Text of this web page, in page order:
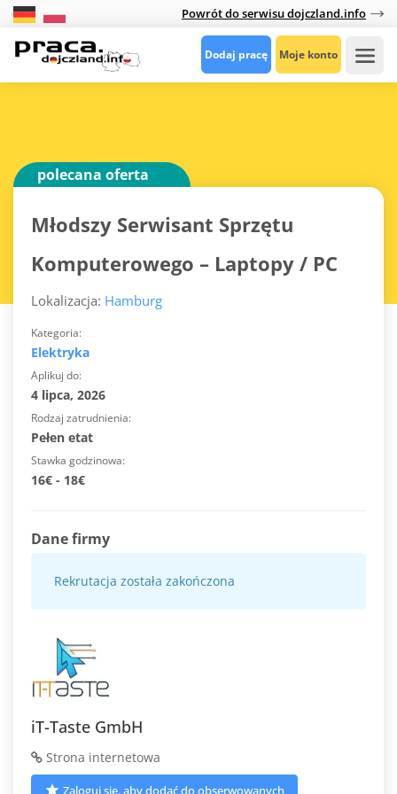
Powrót do serwisu dojczland.info
Dodaj pracę Moje konto
polecana oferta
Młodszy Serwisant Sprzętu
Komputerowego – Laptopy / PC
Lokalizacja: Hamburg
Kategoria
Elektryka
Aplikuj do
4 lipca, 2026
Rodzaj zatrudnienia
Pełen etat
Stawka godzinowa
16€ - 18€
Dane firmy
Rekrutacja została zakończona
iT-Taste GmbH
Strona internetowa
Zaloguj się, aby dodać do obserwowanych